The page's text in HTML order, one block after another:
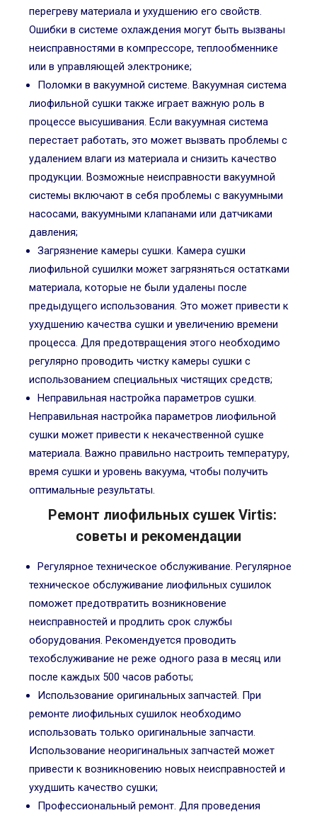
перегреву материала и ухудшению его свойств.
Ошибки в системе охлаждения могут быть вызваны
неисправностями в компрессоре, теплообменнике
или в управляющей электронике;
Поломки в вакуумной системе. Вакуумная система
лиофильной сушки также играет важную роль в
процессе высушивания. Если вакуумная система
перестает работать, это может вызвать проблемы с
удалением влаги из материала и снизить качество
продукции. Возможные неисправности вакуумной
системы включают в себя проблемы с вакуумными
насосами, вакуумными клапанами или датчиками
давления;
Загрязнение камеры сушки. Камера сушки
лиофильной сушилки может загрязняться остатками
материала, которые не были удалены после
предыдущего использования. Это может привести к
ухудшению качества сушки и увеличению времени
процесса. Для предотвращения этого необходимо
регулярно проводить чистку камеры сушки с
использованием специальных чистящих средств;
Неправильная настройка параметров сушки.
Неправильная настройка параметров лиофильной
сушки может привести к некачественной сушке
материала. Важно правильно настроить температуру,
время сушки и уровень вакуума, чтобы получить
оптимальные результаты.
Ремонт лиофильных сушек Virtis:
советы и рекомендации
Регулярное техническое обслуживание. Регулярное
техническое обслуживание лиофильных сушилок
поможет предотвратить возникновение
неисправностей и продлить срок службы
оборудования. Рекомендуется проводить
техобслуживание не реже одного раза в месяц или
после каждых 500 часов работы;
Использование оригинальных запчастей. При
ремонте лиофильных сушилок необходимо
использовать только оригинальные запчасти.
Использование неоригинальных запчастей может
привести к возникновению новых неисправностей и
ухудшить качество сушки;
Профессиональный ремонт. Для проведения